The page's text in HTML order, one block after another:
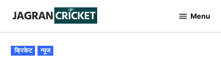
content
Cricket
Menu
POSTED
IN
क्रिकेट न्यूज